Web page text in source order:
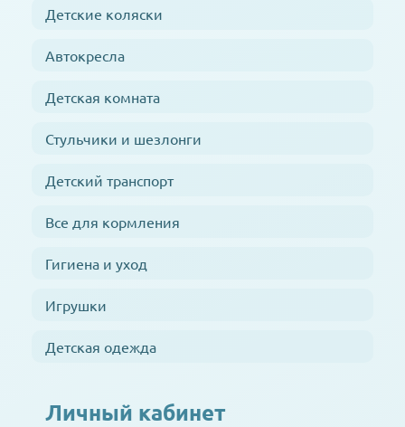
Детские коляски
Автокресла
Детская комната
Стульчики и шезлонги
Детский транспорт
Все для кормления
Гигиена и уход
Игрушки
Детская одежда
Личный кабинет